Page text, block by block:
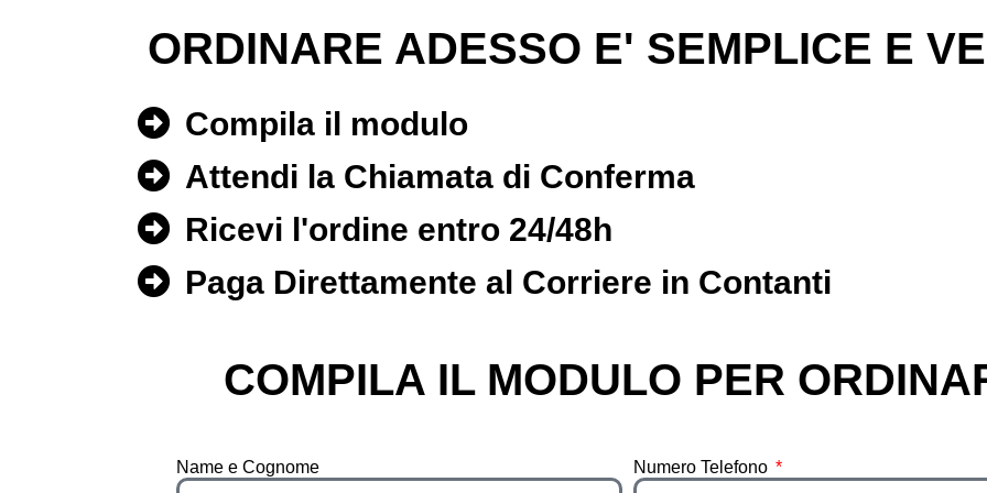
ORDINARE ADESSO E' SEMPLICE E
Compila il modulo
Attendi la Chiamata di Conferma
Ricevi l'ordine entro 24/48h
Paga Direttamente al Corriere in Contanti
COMPILA IL MODULO PER
Name e Cognome Numero Telefono